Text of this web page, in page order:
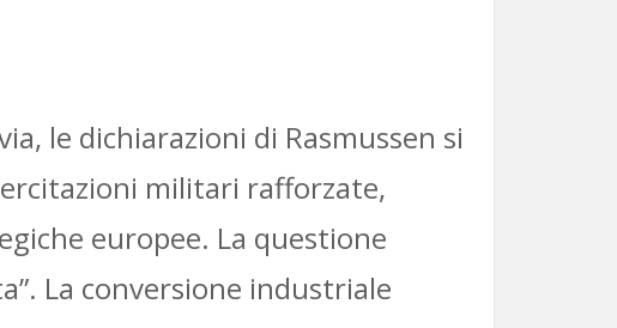
le dichiarazioni di Rasmussen si
militari rafforzate,
europee. La questione
La conversione industriale